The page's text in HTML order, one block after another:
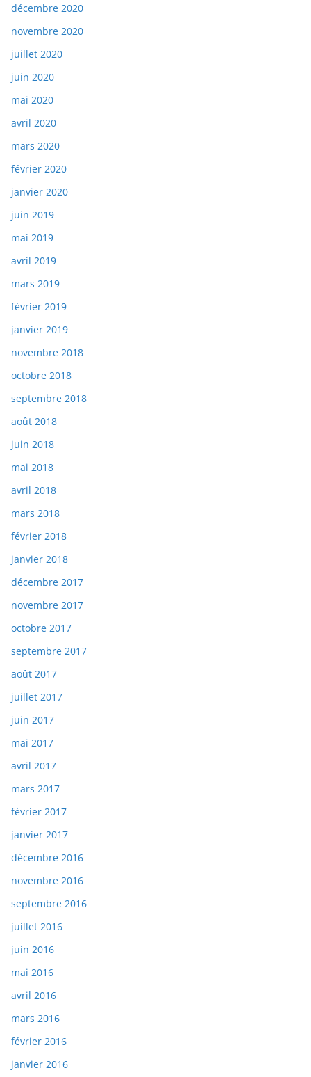
décembre 2020
novembre 2020
juillet 2020
juin 2020
mai 2020
avril 2020
mars 2020
février 2020
janvier 2020
juin 2019
mai 2019
avril 2019
mars 2019
février 2019
janvier 2019
novembre 2018
octobre 2018
septembre 2018
août 2018
juin 2018
mai 2018
avril 2018
mars 2018
février 2018
janvier 2018
décembre 2017
novembre 2017
octobre 2017
septembre 2017
août 2017
juillet 2017
juin 2017
mai 2017
avril 2017
mars 2017
février 2017
janvier 2017
décembre 2016
novembre 2016
septembre 2016
juillet 2016
juin 2016
mai 2016
avril 2016
mars 2016
février 2016
janvier 2016